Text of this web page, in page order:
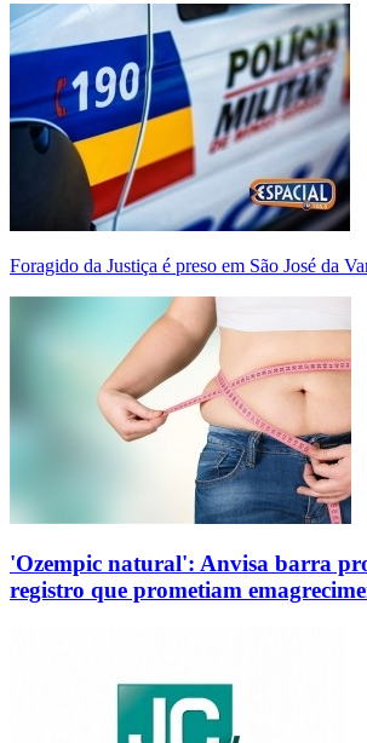
Foragido da Justiça é preso em São José da
'Ozempic natural': Anvisa barra
registro que prometiam